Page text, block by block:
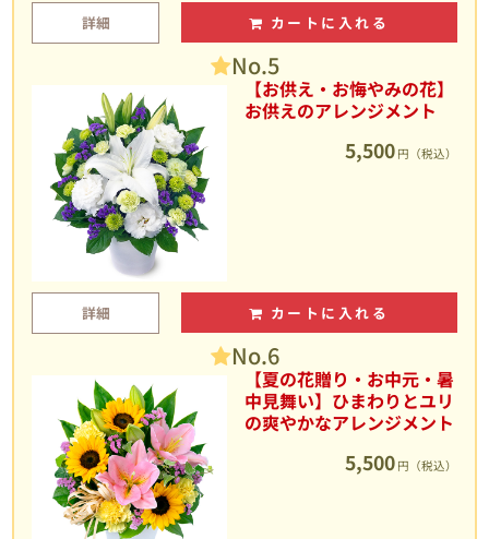
詳細 カートに入れる
No.5
【お供え・お悔やみの花】
お供えのアレンジメント
5,500 円（税込）
詳細 カートに入れる
No.6
【夏の花贈り・お中元・暑
中見舞い】ひまわりとユリ
の爽やかなアレンジメント
5,500 円（税込）